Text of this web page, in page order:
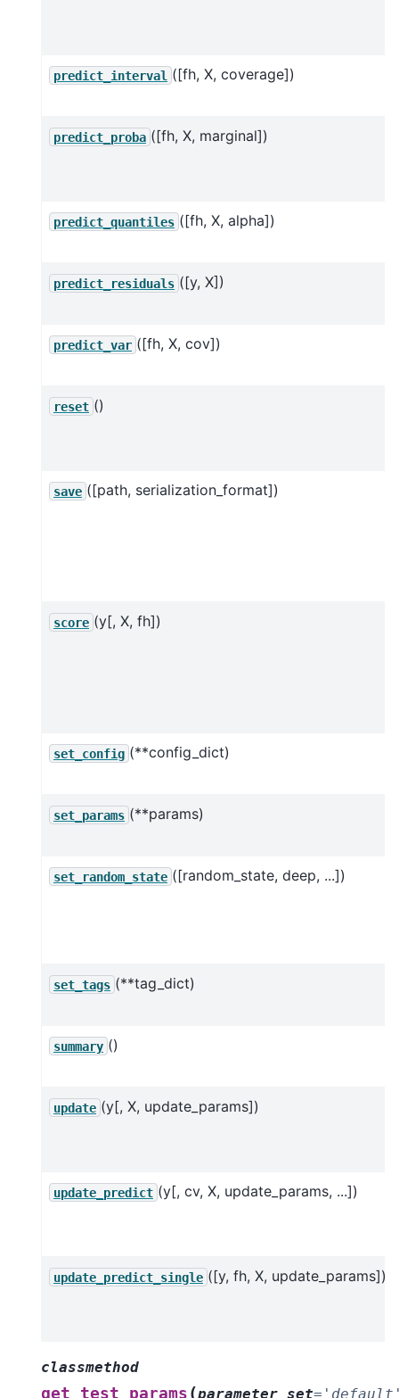
predict_interval ([fh, X, coverage])
predict_proba ([fh, X, marginal])
predict_quantiles ([fh, X, alpha])
predict_residuals ([y, X])
predict_var ([fh, X, cov])
reset ()
save ([path, serialization_format])
score (y[, X, fh])
set_config (**config_dict)
set_params (**params)
set_random_state ([random_state, deep, ...])
set_tags (**tag_dict)
summary ()
update (y[, X, update_params])
update_predict (y[, cv, X, update_params, ...])
update_predict_single ([y, fh, X, update_params])
classmethod
get_test_params (parameter_set=